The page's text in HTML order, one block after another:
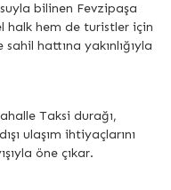
bilinen Fevzipaşa
halk hem de turistler için
hattına yakınlığıyla
Taksi durağı,
ulaşım ihtiyaçlarını
öne çıkar.